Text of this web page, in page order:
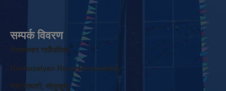
सम्पर्क विवरण
नेचासल्यान गाउँपालिका
Nechasalyan Rural Municipality
नेचा वेतघारी, साेलुखुम्बु